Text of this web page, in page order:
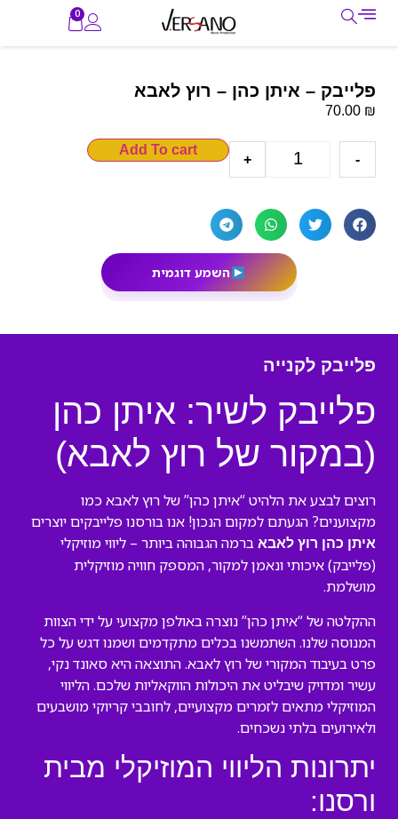
0
פלייבק – איתן כהן – רוץ לאבא
70.00 ₪
-
+
Add To cart
השמע דוגמית
פלייבק לקנייה
פלייבק לשיר: איתן כהן
(במקור של רוץ לאבא)
רוצים לבצע את הלהיט “איתן כהן” של רוץ לאבא כמו
מקצוענים? הגעתם למקום הנכון! אנו בורסנו פלייבקים יוצרים
איתן כהן רוץ לאבא ברמה הגבוהה ביותר – ליווי מוזיקלי
(פלייבק) איכותי ונאמן למקור, המספק חוויה מוזיקלית
מושלמת.
ההקלטה של “איתן כהן” נוצרה באולפן מקצועי על ידי הצוות
המנוסה שלנו. השתמשנו בכלים מתקדמים ושמנו דגש על כל
פרט בעיבוד המקורי של רוץ לאבא. התוצאה היא סאונד נקי,
עשיר ומדויק שיבליט את היכולות הווקאליות שלכם. הליווי
המוזיקלי מתאים לזמרים מקצועיים, לחובבי קריוקי מושבעים
ולאירועים בלתי נשכחים.
יתרונות הליווי המוזיקלי מבית
ורסנו: